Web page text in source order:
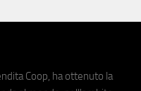
Coop, ha ottenuto la